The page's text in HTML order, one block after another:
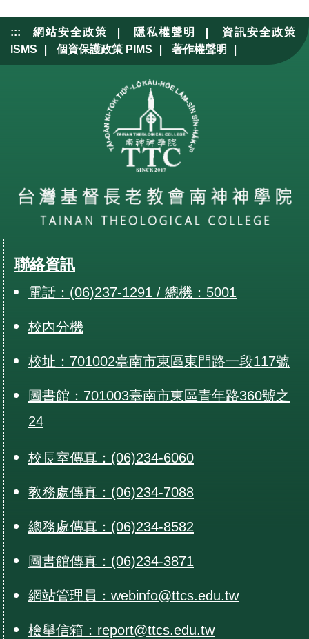
o
n
::: 網站安全政策 | 隱私權聲明 |
資訊安全政策
ISMS
| 個資保護政策 PIMS | 著作權聲明 |
聯絡資訊
電話：(06)237-1291 / 總機：5001
校內分機
校址：701002臺南市東區東門路一段117號
圖書館：701003臺南市東區青年路360號之
24
校長室傳真：(06)234-6060
教務處傳真：(06)234-7088
總務處傳真：(06)234-8582
圖書館傳真：(06)234-3871
網站管理員：webinfo@ttcs.edu.tw
檢舉信箱：report@ttcs.edu.tw